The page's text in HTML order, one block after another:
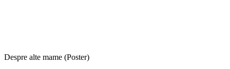
Despre alte mame (Poster)